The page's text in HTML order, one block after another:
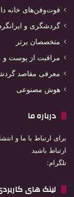
فوت‌وفن‌های خانه
گردشگری و
متخصصان برتر
مراقبت از پوست و
معرفی مقاصد
هوش مصنوعی
درباره ما
برای ارتباط با ما و
ارتباط باشید
تلگرام:
لینک های